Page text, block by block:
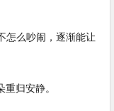
么吵闹，逐渐能让
归安静。